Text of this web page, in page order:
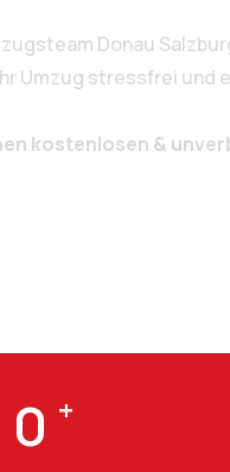
Donau
Umzug stressfrei und
kostenlosen &
0 +